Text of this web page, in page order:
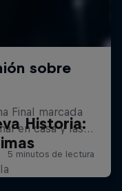
Historia: